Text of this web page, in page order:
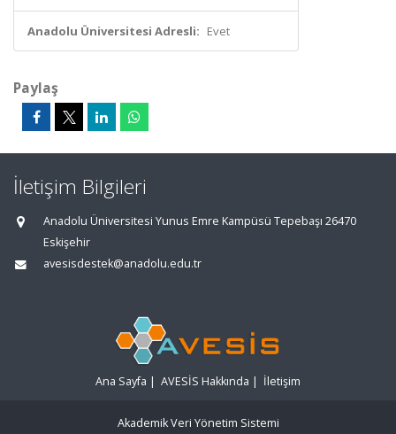
Anadolu Üniversitesi Adresli: Evet
Paylaş
İletişim Bilgileri
Anadolu Üniversitesi Yunus Emre Kampüsü Tepebaşı 26470
Eskişehir
avesisdestek@anadolu.edu.tr
Ana Sayfa | AVESİS Hakkında | İletişim
Akademik Veri Yönetim Sistemi